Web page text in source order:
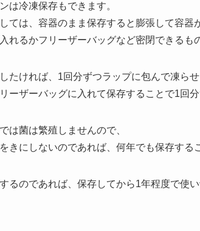
は冷凍保存もできます。
ては、容器のまま保存すると膨張して容器
れるかフリーザーバッグなど密閉できるも
たければ、1回分ずつラップに包んで凍らせ
ーザーバッグに入れて保存することで1回
は菌は繁殖しませんので、
きにしないのであれば、何年でも保存する
るのであれば、保存してから1年程度で使